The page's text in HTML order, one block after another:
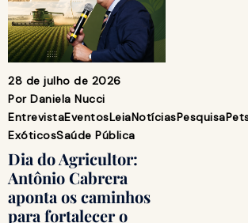
28 de julho de 2026
Por Daniela Nucci
EntrevistaEventosLeiaNotíciasPesquisa
ExóticosSaúde Pública
Dia do Agricultor:
Antônio Cabrera
aponta os caminhos
para fortalecer o